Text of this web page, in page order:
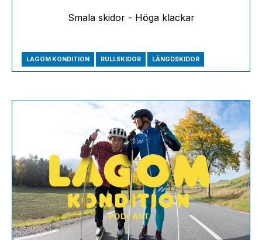
Smala skidor - Höga klackar
LAGOM KONDITION RULLSKIDOR LÄNGDSKIDOR